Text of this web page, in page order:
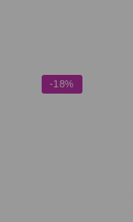
-18%